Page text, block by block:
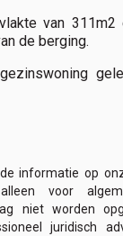
van 311m2
de berging.
informatie op
voor
niet worden
juridisch